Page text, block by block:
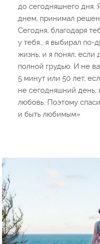
до сегодняшнего дня.
днем, принимал
Сегодня, благодаря
у тебя… я выбирал по-
жизнь, и я понял, если
полной грудью. И не
5 минут или 50 лет,
не сегодняшний день,
любовь. Поэтому
и быть любимым»